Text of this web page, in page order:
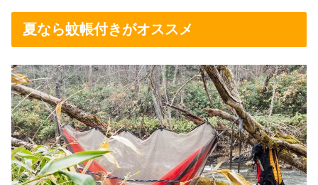
夏なら蚊帳付きがオススメ